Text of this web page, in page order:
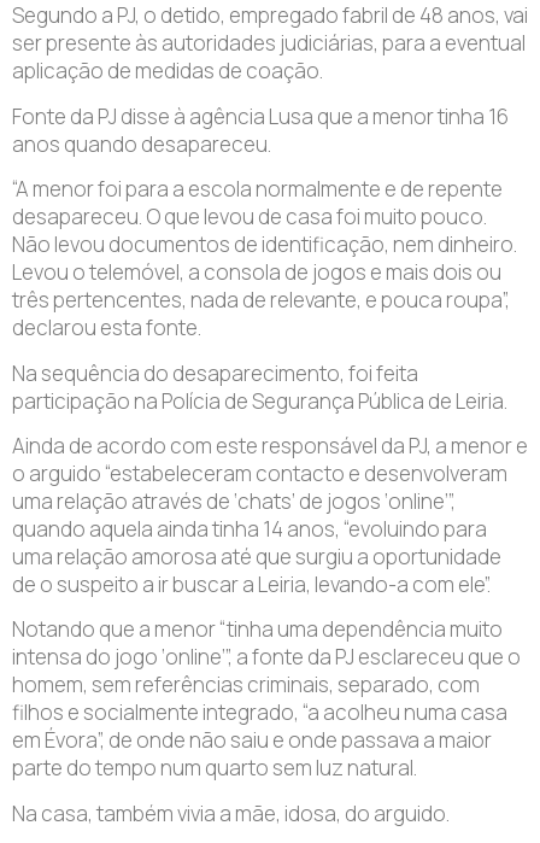
Segundo a PJ, o detido, empregado fabril de 48 anos, vai
ser presente às autoridades judiciárias, para a eventual
aplicação de medidas de coação.
Fonte da PJ disse à agência Lusa que a menor tinha 16
anos quando desapareceu.
“A menor foi para a escola normalmente e de repente
desapareceu. O que levou de casa foi muito pouco.
Não levou documentos de identificação, nem dinheiro.
Levou o telemóvel, a consola de jogos e mais dois ou
três pertencentes, nada de relevante, e pouca roupa”,
declarou esta fonte.
Na sequência do desaparecimento, foi feita
participação na Polícia de Segurança Pública de Leiria.
Ainda de acordo com este responsável da PJ, a menor e
o arguido “estabeleceram contacto e desenvolveram
uma relação através de ‘chats’ de jogos ‘online’”,
quando aquela ainda tinha 14 anos, “evoluindo para
uma relação amorosa até que surgiu a oportunidade
de o suspeito a ir buscar a Leiria, levando-a com ele”.
Notando que a menor “tinha uma dependência muito
intensa do jogo ‘online’”, a fonte da PJ esclareceu que o
homem, sem referências criminais, separado, com
filhos e socialmente integrado, “a acolheu numa casa
em Évora”, de onde não saiu e onde passava a maior
parte do tempo num quarto sem luz natural.
Na casa, também vivia a mãe, idosa, do arguido.